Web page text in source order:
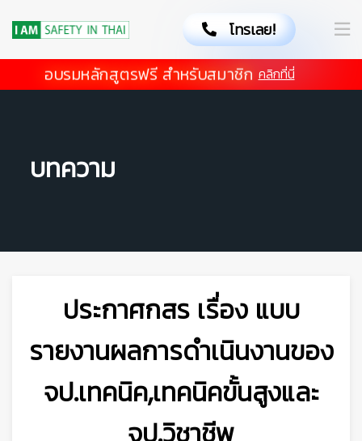
โทรเลย!
อบรมหลักสูตรฟรี สำหรับสมาชิก คลิกที่นี่
บทความ
ประกาศกสร เรื่อง แบบ
รายงานผลการดำเนินงานของ
จป.เทคนิค,เทคนิคขั้นสูงและ
จป.วิชาชีพ